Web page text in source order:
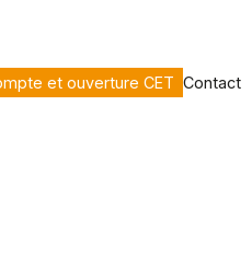
et ouverture CET Contact